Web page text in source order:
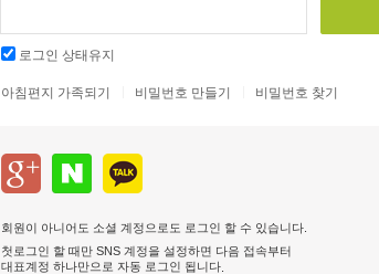
로그인 상태유지
아침편지 가족되기 비밀번호 만들기 비밀번호 찾기
회원이 아니어도 소셜 계정으로도 로그인 할 수 있습니다.
첫로그인 할 때만 SNS 계정을 설정하면 다음 접속부터
대표계정 하나만으로 자동 로그인 됩니다